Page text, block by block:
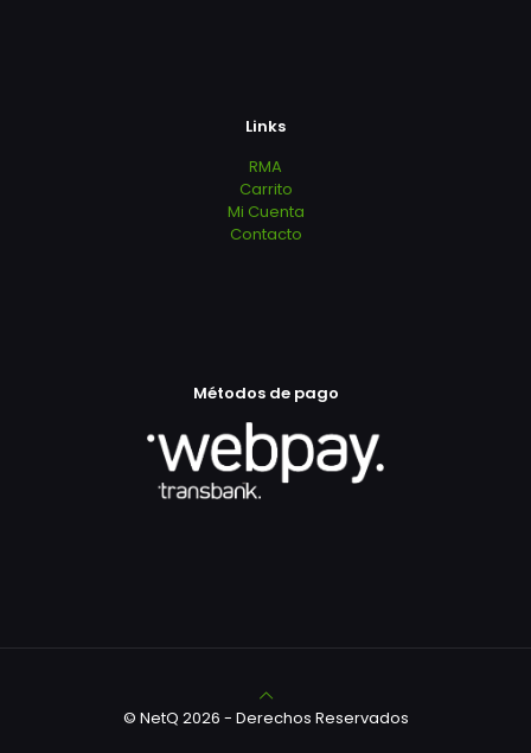
Links
RMA
Carrito
Mi Cuenta
Contacto
Métodos de pago
© NetQ 2026 - Derechos Reservados